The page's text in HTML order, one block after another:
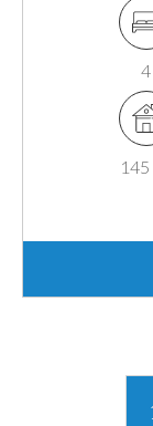
4
145